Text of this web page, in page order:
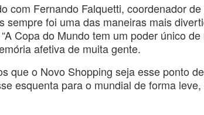
com Fernando Falquetti, coordenador
sempre foi uma das maneiras mais
Copa do Mundo tem um poder único
afetiva de muita gente.
que o Novo Shopping seja esse ponto
esquenta para o mundial de forma